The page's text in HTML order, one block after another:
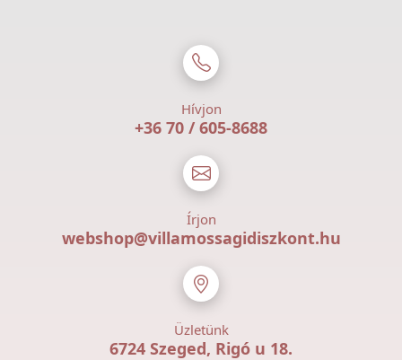
Hívjon
+36 70 / 605-8688
Írjon
webshop@villamossagidiszkont.hu
Üzletünk
6724 Szeged, Rigó u 18.